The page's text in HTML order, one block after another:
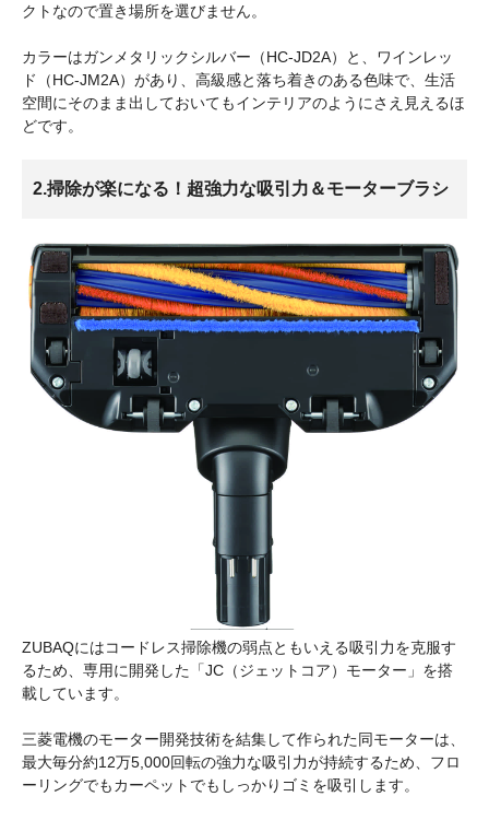
クトなので置き場所を選びません。
カラーはガンメタリックシルバー（HC-JD2A）と、ワインレッ
ド（HC-JM2A）があり、高級感と落ち着きのある色味で、生活
空間にそのまま出しておいてもインテリアのようにさえ見えるほ
どです。
2.掃除が楽になる！超強力な吸引力＆モーターブラシ
ZUBAQにはコードレス掃除機の弱点ともいえる吸引力を克服す
るため、専用に開発した「JC（ジェットコア）モーター」を搭
載しています。
三菱電機のモーター開発技術を結集して作られた同モーターは、
最大毎分約12万5,000回転の強力な吸引力が持続するため、フロ
ーリングでもカーペットでもしっかりゴミを吸引します。